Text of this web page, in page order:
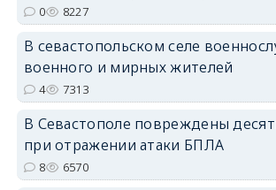
0 8227
В севастопольском селе
военного и мирных жителей
4 7313
В Севастополе повреждены
при отражении атаки БПЛА
8 6570